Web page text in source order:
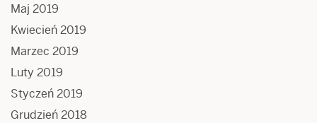
Maj 2019
Kwiecień 2019
Marzec 2019
Luty 2019
Styczeń 2019
Grudzień 2018